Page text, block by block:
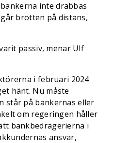
inte drabbas
brotten på distans,
passiv, menar Ulf
i februari 2024
hänt. Nu måste
står på bankernas eller
om regeringen håller
bankbedrägerierna i
ansvar,